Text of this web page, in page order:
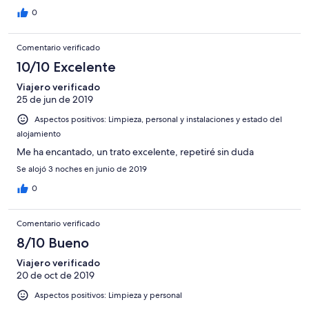
0
Comentario verificado
10/10 Excelente
Viajero verificado
25 de jun de 2019
Aspectos positivos: Limpieza, personal y instalaciones y estado del
alojamiento
Me ha encantado, un trato excelente, repetiré sin duda
Se alojó 3 noches en junio de 2019
0
Comentario verificado
8/10 Bueno
Viajero verificado
20 de oct de 2019
Aspectos positivos: Limpieza y personal